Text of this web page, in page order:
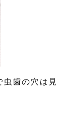
虫歯の穴は見